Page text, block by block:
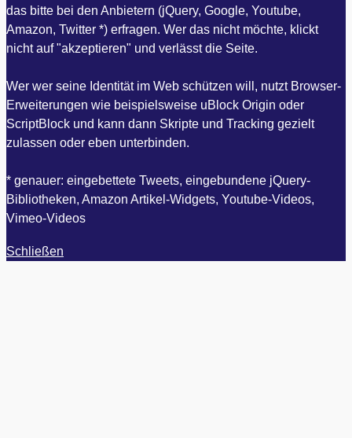
das bitte bei den Anbietern (jQuery, Google, Youtube,
Amazon, Twitter *) erfragen. Wer das nicht möchte, klickt
nicht auf "akzeptieren" und verlässt die Seite.
Wer wer seine Identität im Web schützen will, nutzt Browser-
Erweiterungen wie beispielsweise uBlock Origin oder
ScriptBlock und kann dann Skripte und Tracking gezielt
zulassen oder eben unterbinden.
* genauer: eingebettete Tweets, eingebundene jQuery-
Bibliotheken, Amazon Artikel-Widgets, Youtube-Videos,
Vimeo-Videos
Schließen